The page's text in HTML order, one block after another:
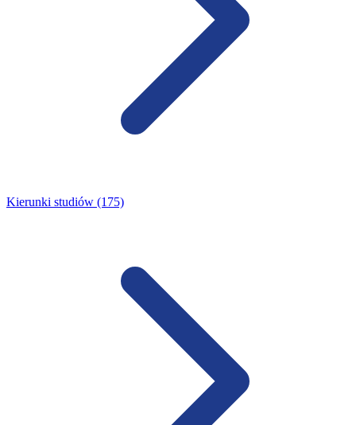
Kierunki studiów (175)